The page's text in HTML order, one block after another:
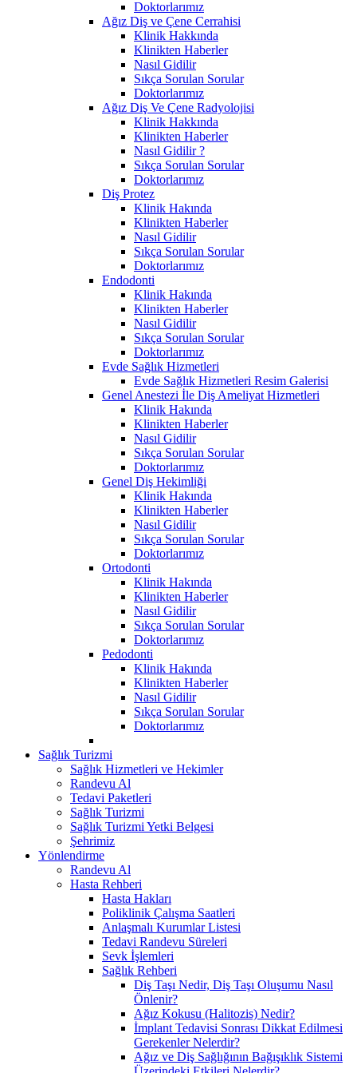
Doktorlarımız
Ağız Diş ve Çene Cerrahisi
Klinik Hakkında
Klinikten Haberler
Nasıl Gidilir
Sıkça Sorulan Sorular
Doktorlarımız
Ağız Diş Ve Çene Radyolojisi
Klinik Hakkında
Klinikten Haberler
Nasıl Gidilir ?
Sıkça Sorulan Sorular
Doktorlarımız
Diş Protez
Klinik Hakında
Klinikten Haberler
Nasıl Gidilir
Sıkça Sorulan Sorular
Doktorlarımız
Endodonti
Klinik Hakında
Klinikten Haberler
Nasıl Gidilir
Sıkça Sorulan Sorular
Doktorlarımız
Evde Sağlık Hizmetleri
Evde Sağlık Hizmetleri Resim Galerisi
Genel Anestezi İle Diş Ameliyat Hizmetleri
Klinik Hakında
Klinikten Haberler
Nasıl Gidilir
Sıkça Sorulan Sorular
Doktorlarımız
Genel Diş Hekimliği
Klinik Hakında
Klinikten Haberler
Nasıl Gidilir
Sıkça Sorulan Sorular
Doktorlarımız
Ortodonti
Klinik Hakında
Klinikten Haberler
Nasıl Gidilir
Sıkça Sorulan Sorular
Doktorlarımız
Pedodonti
Klinik Hakında
Klinikten Haberler
Nasıl Gidilir
Sıkça Sorulan Sorular
Doktorlarımız
Sağlık Turizmi
Sağlık Hizmetleri ve Hekimler
Randevu Al
Tedavi Paketleri
Sağlık Turizmi
Sağlık Turizmi Yetki Belgesi
Şehrimiz
Yönlendirme
Randevu Al
Hasta Rehberi
Hasta Hakları
Poliklinik Çalışma Saatleri
Anlaşmalı Kurumlar Listesi
Tedavi Randevu Süreleri
Sevk İşlemleri
Sağlık Rehberi
Diş Taşı Nedir, Diş Taşı Oluşumu Nasıl
Önlenir?
Ağız Kokusu (Halitozis) Nedir?
İmplant Tedavisi Sonrası Dikkat Edilmesi
Gerekenler Nelerdir?
Ağız ve Diş Sağlığının Bağışıklık Sistemi